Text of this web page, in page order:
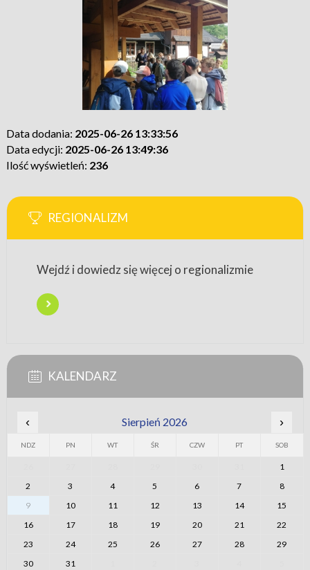
Data dodania: 2025-06-26 13:33:56
Data edycji: 2025-06-26 13:49:36
Ilość wyświetleń: 236
REGIONALIZM
Wejdź i dowiedz się więcej o regionalizmie
KALENDARZ
‹ Sierpień 2026 ›
NDZ PN WT ŚR CZW PT SOB
1
2
3 4 5 6 7
8
9
10 11 12 13 14
15
16
17 18 19 20 21
22
23
24 25 26 27 28
29
30
31